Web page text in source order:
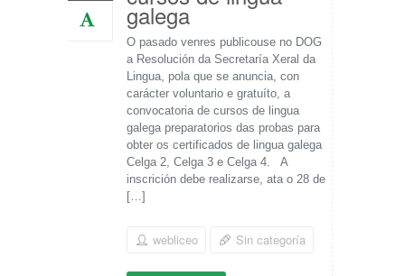
galega
O pasado venres publicouse no DOG
a Resolución da Secretaría Xeral da
Lingua, pola que se anuncia, con
carácter voluntario e gratuíto, a
convocatoria de cursos de lingua
galega preparatorios das probas para
obter os certificados de lingua galega
Celga 2, Celga 3 e Celga 4. A
inscrición debe realizarse, ata o 28 de
[…]
webliceo Sin categoría